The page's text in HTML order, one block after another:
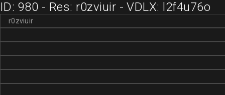
ID: 980 - Res: r0zviuir - VDLX: l2f4u76o